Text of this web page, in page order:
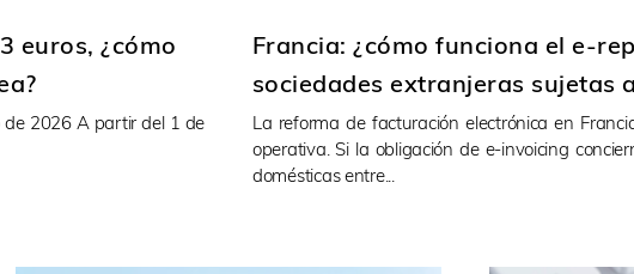
euros, ¿cómo
2026 A partir del 1 de
Francia: ¿cómo funciona el e-
sociedades extranjeras sujetas
La reforma de facturación electrónica en
operativa. Si la obligación de e-invoicing
domésticas entre...